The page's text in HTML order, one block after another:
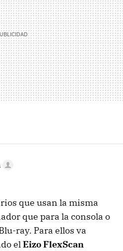
que usan la misma
que para la consola o
ray. Para ellos va
elEizo FlexScan